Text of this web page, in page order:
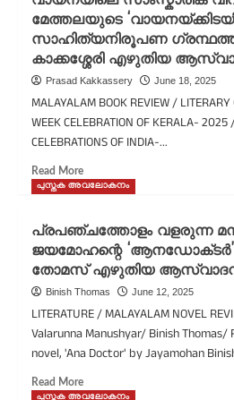
മേത്തലയുടെ
സാഹിത്യനിരൂപണ
കാക്കശ്ശേരി എഴുതിയ
Prasad Kakkassery June 18, 2025
MALAYALAM BOOK REVIEW /
WEEK CELEBRATION OF KERALA- 2025
CELEBRATIONS OF INDIA-...
Read More
പുസ്തക അവലോകനം
പ്രപഞ്ചത്തോളം വളരുന്ന
ജയമോഹന്റെ
തോമസ് എഴുതിയ
Binish Thomas June 12, 2025
LITERATURE / MALAYALAM NOVEL
Valarunna Manushyar/ Binish Thomas/
novel, 'Ana Doctor' by Jayamohan
Read More